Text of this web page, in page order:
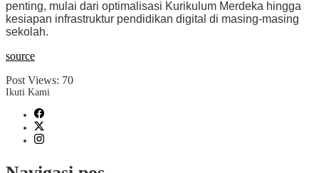
penting, mulai dari optimalisasi Kurikulum Merdeka hingga
kesiapan infrastruktur pendidikan digital di masing-masing
sekolah.
source
Post Views: 70
Ikuti Kami